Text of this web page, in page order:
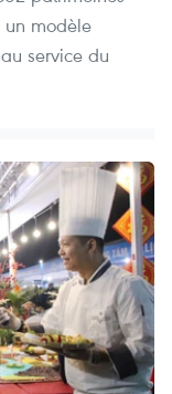
un modèle
service du